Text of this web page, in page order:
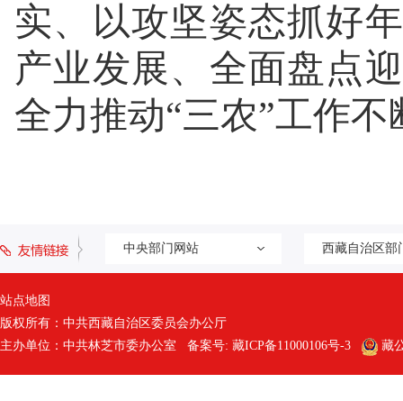
实、以攻坚姿态抓好
产业发展、全面盘点
全力推动“三农”工作
中央部门网站 西藏自治区部
站点地图
版权所有：中共西藏自治区委员会办公厅
主办单位：中共林芝市委办公室 备案号: 藏ICP备11000106号-3 藏